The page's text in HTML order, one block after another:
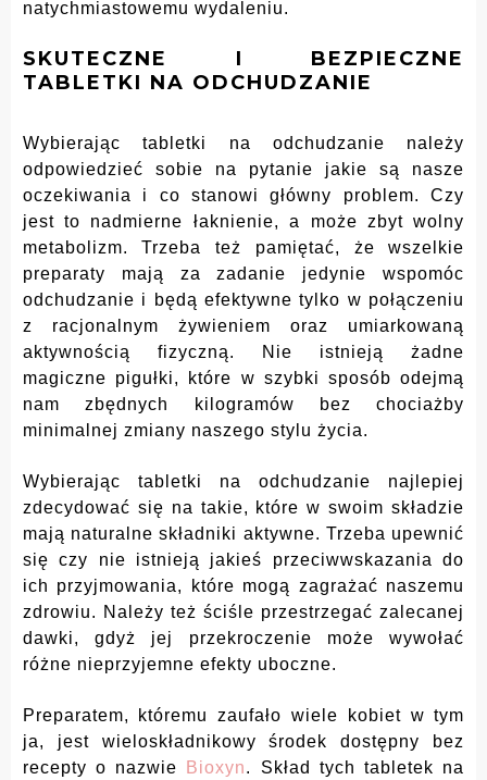
natychmiastowemu wydaleniu.
SKUTECZNE I BEZPIECZNE
TABLETKI NA ODCHUDZANIE
Wybierając tabletki na odchudzanie należy
odpowiedzieć sobie na pytanie jakie są nasze
oczekiwania i co stanowi główny problem. Czy
jest to nadmierne łaknienie, a może zbyt wolny
metabolizm. Trzeba też pamiętać, że wszelkie
preparaty mają za zadanie jedynie wspomóc
odchudzanie i będą efektywne tylko w połączeniu
z racjonalnym żywieniem oraz umiarkowaną
aktywnością fizyczną. Nie istnieją żadne
magiczne pigułki, które w szybki sposób odejmą
nam zbędnych kilogramów bez chociażby
minimalnej zmiany naszego stylu życia.
Wybierając tabletki na odchudzanie najlepiej
zdecydować się na takie, które w swoim składzie
mają naturalne składniki aktywne. Trzeba upewnić
się czy nie istnieją jakieś przeciwwskazania do
ich przyjmowania, które mogą zagrażać naszemu
zdrowiu. Należy też ściśle przestrzegać zalecanej
dawki, gdyż jej przekroczenie może wywołać
różne nieprzyjemne efekty uboczne.
Preparatem, któremu zaufało wiele kobiet w tym
ja, jest wieloskładnikowy środek dostępny bez
recepty o nazwie
Bioxyn.
Skład tych tabletek na